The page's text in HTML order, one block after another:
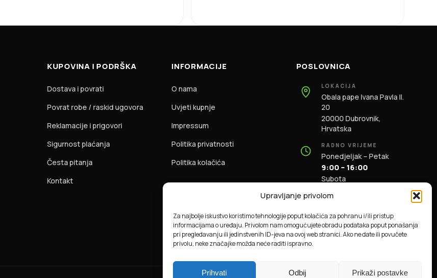
Upravljanje privolom
Za najbolje iskustvo koristimo tehnologije poput kolačića za pohranu i/ili pristup
informacijama o uređaju. Privolom nam omogućujete obradu podataka poput ponašanja
pri pregledavanju ili jedinstvenih ID-jeva na ovoj web stranici. Ako ne date ili povučete
privolu, neke značajke možda neće raditi ispravno.
Prihvati Odbij Prikaži postavke
KUPOVINA I PODRŠKA
Dostava i povrati
Povrat robe / raskid ugovora
Reklamacije i prigovori
Sigurnost plaćanja
Česta pitanja
Kontakt
INFORMACIJE
O nama
Uvjeti kupnje
Impressum
Politika privatnosti
Politika kolačića
POSLOVNICA
LOKACIJA
Obala pape Ivana Pavla II.
20
20000 Dubrovnik,
Hrvatska
RADNO VRIJEME
Ponedjeljak – Petak
9:00 – 16:00
Subota
+385 91 196 1981
info@dbas.hr